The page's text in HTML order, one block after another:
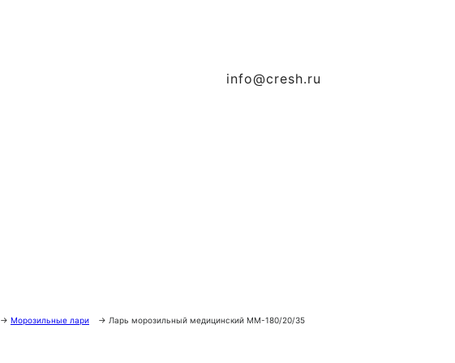
info@cresh.ru
→ Морозильные лари → Ларь морозильный медицинский ММ-180/20/35